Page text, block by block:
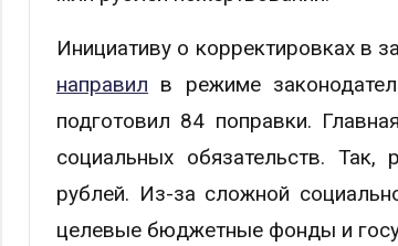
Инициативу о корректировках в
направил в режиме
подготовил 84 поправки.
социальных обязательств.
рублей. Из-за сложной
целевые бюджетные фонды и